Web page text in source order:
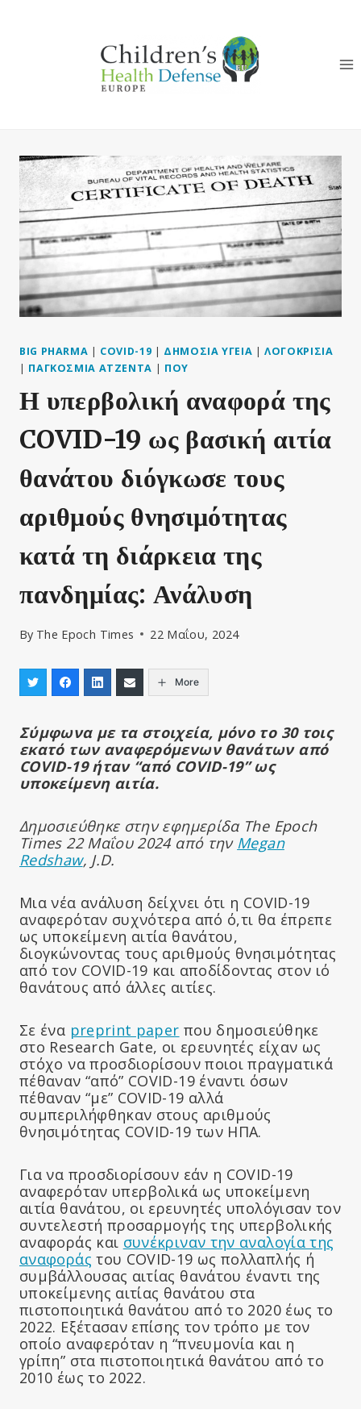
BIG PHARMA | COVID-19 | ΔΗΜΌΣΙΑ ΥΓΕΊΑ |ΛΟΓΟΚΡΙΣΊΑ
| ΠΑΓΚΌΣΜΙΑ ΑΤΖΈΝΤΑ | ΠΟΥ
Η υπερβολική αναφορά της
COVID-19 ως βασική αιτία
θανάτου διόγκωσε τους
αριθμούς θνησιμότητας
κατά τη διάρκεια της
πανδημίας: Ανάλυση
By The Epoch Times 22 Μαΐου, 2024
More
Σύμφωνα με τα στοιχεία, μόνο το 30 τοις
εκατό των αναφερόμενων θανάτων από
COVID-19 ήταν “από COVID-19” ως
υποκείμενη αιτία.
Δημοσιεύθηκε στην εφημερίδα The Epoch
Times 22 Μαΐου 2024 από την Megan
Redshaw, J.D.
Μια νέα ανάλυση δείχνει ότι η COVID-19
αναφερόταν συχνότερα από ό,τι θα έπρεπε
ως υποκείμενη αιτία θανάτου,
διογκώνοντας τους αριθμούς θνησιμότητας
από τον COVID-19 και αποδίδοντας στον ιό
θανάτους από άλλες αιτίες.
Σε ένα preprint paper που δημοσιεύθηκε
στο Research Gate, οι ερευνητές είχαν ως
στόχο να προσδιορίσουν ποιοι πραγματικά
πέθαναν “από” COVID-19 έναντι όσων
πέθαναν “με” COVID-19 αλλά
συμπεριλήφθηκαν στους αριθμούς
θνησιμότητας COVID-19 των ΗΠΑ.
Για να προσδιορίσουν εάν η COVID-19
αναφερόταν υπερβολικά ως υποκείμενη
αιτία θανάτου, οι ερευνητές υπολόγισαν τον
συντελεστή προσαρμογής της υπερβολικής
αναφοράς και συνέκριναν την αναλογία της
αναφοράς του COVID-19 ως πολλαπλής ή
συμβάλλουσας αιτίας θανάτου έναντι της
υποκείμενης αιτίας θανάτου στα
πιστοποιητικά θανάτου από το 2020 έως το
2022. Εξέτασαν επίσης τον τρόπο με τον
οποίο αναφερόταν η “πνευμονία και η
γρίπη” στα πιστοποιητικά θανάτου από το
2010 έως το 2022.